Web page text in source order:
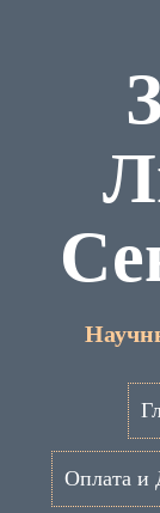
Оплата и